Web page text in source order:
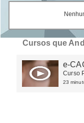
Cursos que
e-
Curso
23